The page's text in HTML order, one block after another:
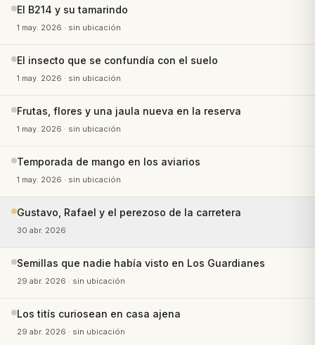
El B214 y su tamarindo
1 may. 2026 · sin ubicación
El insecto que se confundía con el suelo
1 may. 2026 · sin ubicación
Frutas, flores y una jaula nueva en la reserva
1 may. 2026 · sin ubicación
Temporada de mango en los aviarios
1 may. 2026 · sin ubicación
Gustavo, Rafael y el perezoso de la carretera
30 abr. 2026
Semillas que nadie había visto en Los Guardianes
29 abr. 2026 · sin ubicación
Los titís curiosean en casa ajena
29 abr. 2026 · sin ubicación